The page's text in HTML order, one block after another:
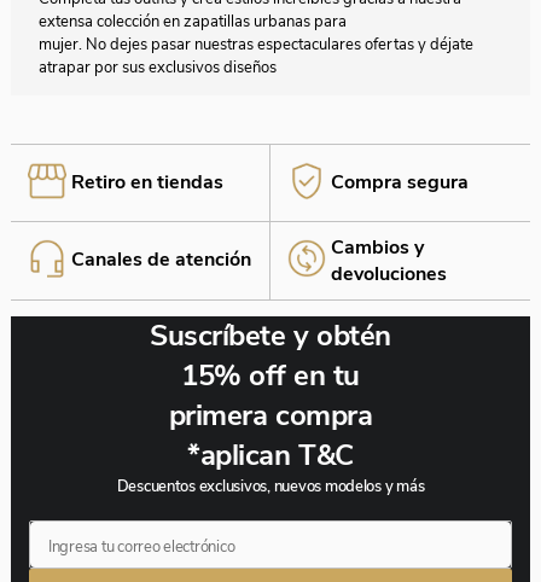
extensa colección en zapatillas urbanas para
mujer. No dejes pasar nuestras espectaculares ofertas y déjate
atrapar por sus exclusivos diseños
Retiro en tiendas Compra segura
Canales de atención
Cambios y
devoluciones
Suscríbete y obtén
15% off en tu
primera compra
*aplican T&C
Descuentos exclusivos, nuevos modelos y más